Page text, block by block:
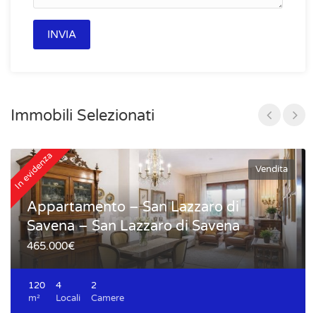
Immobili Selezionati
In evidenza Vendita
Appartamento – San Lazzaro di
Savena – San Lazzaro di Savena
465.000€
120
m²
4
Locali
2
Camere